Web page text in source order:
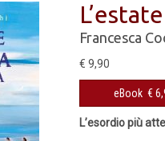
Francesca
€ 9,90
eBook €
L’esordio più